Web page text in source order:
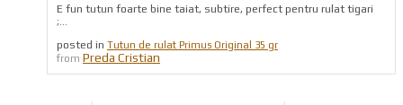
E fun tutun foarte bine taiat, subtire, perfect pentru rulat tigari
;...
posted in Tutun de rulat Primus Original 35 gr
from Preda Cristian